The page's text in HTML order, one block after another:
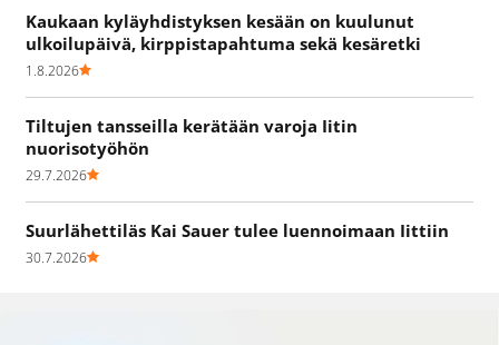
Kaukaan kyläyhdistyksen kesään on kuulunut
ulkoilupäivä, kirppistapahtuma sekä kesäretki
1.8.2026
Tiltujen tansseilla kerätään varoja Iitin
nuorisotyöhön
29.7.2026
Suurlähettiläs Kai Sauer tulee luennoimaan Iittiin
30.7.2026